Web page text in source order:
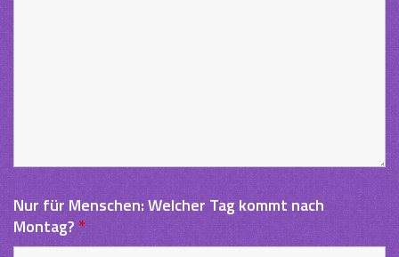
Nur für Menschen: Welcher Tag kommt nach
Montag? *